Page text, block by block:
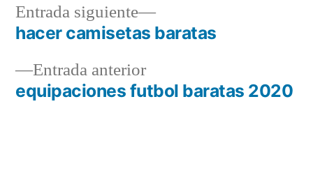
Navegación
de
entradas
Entrada anteriorEntrada
anterior:
equipaciones futbol baratas 2020
Entrada siguiente
Entrada
siguiente:
hacer camisetas baratas